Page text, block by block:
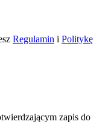
Regulamin i Politykę
zapis do